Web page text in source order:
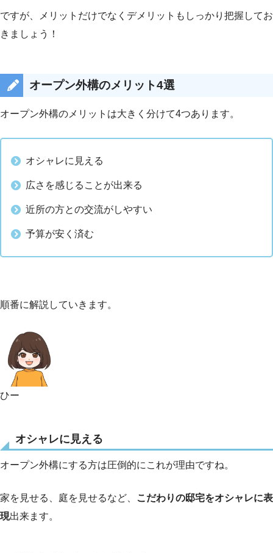
ですが、メリットだけでなくデメリットもしっかり把握してお
きましょう！
オープン外構のメリット4選
オープン外構のメリットは大きく分けて4つあります。
オシャレに見える
広さを感じることが出来る
近所の方との交流がしやすい
予算が安く済む
順番に解説していきます。
ひー
オシャレに見える
オープン外構にする方は圧倒的にこれが理由ですね。
家を見せる、庭を見せるなど、
こだわりの邸宅をオシャレに表
現出来ます。